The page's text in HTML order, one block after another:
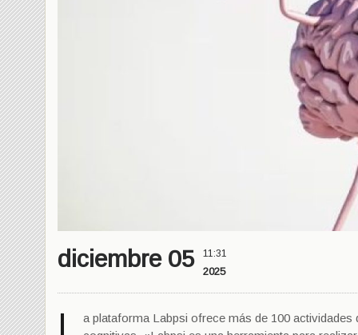
diciembre 05 11:31
2025
L
a plataforma Labpsi ofrece más de 100